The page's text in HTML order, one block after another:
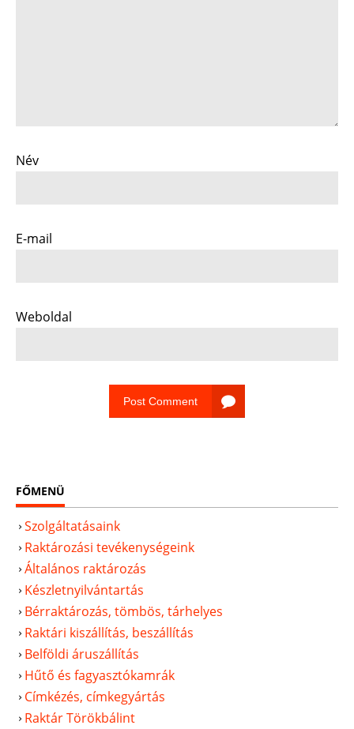
Név
E-mail
Weboldal
Post Comment
FŐMENÜ
Szolgáltatásaink
Raktározási tevékenységeink
Általános raktározás
Készletnyilvántartás
Bérraktározás, tömbös, tárhelyes
Raktári kiszállítás, beszállítás
Belföldi áruszállítás
Hűtő és fagyasztókamrák
Címkézés, címkegyártás
Raktár Törökbálint